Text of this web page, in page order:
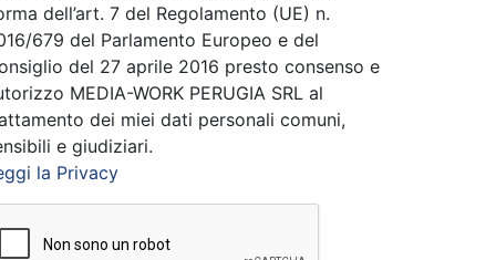
dell’art. 7 del Regolamento (UE) n.
679 del Parlamento Europeo e del
del 27 aprile 2016 presto consenso e
MEDIA-WORK PERUGIA SRL al
dei miei dati personali comuni,
e giudiziari.
la Privacy